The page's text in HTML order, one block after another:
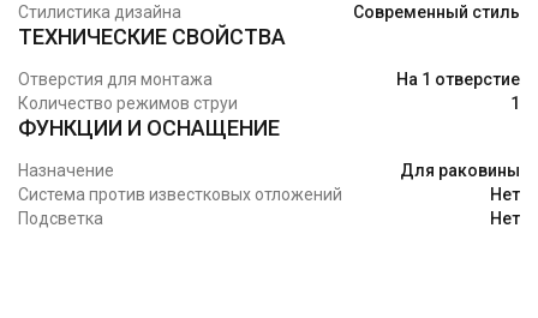
Стилистика дизайна
Современный стиль
ТЕХНИЧЕСКИЕ СВОЙСТВА
Отверстия для монтажа
На 1 отверстие
Количество режимов струи
1
ФУНКЦИИ И ОСНАЩЕНИЕ
Назначение
Для раковины
Система против известковых отложений
Нет
Подсветка
Нет